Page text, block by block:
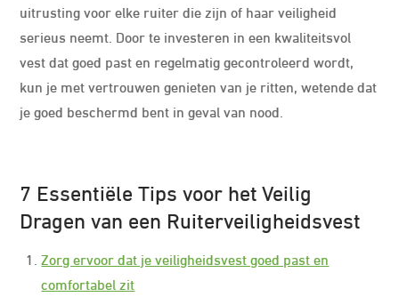
uitrusting voor elke ruiter die zijn of haar veiligheid
serieus neemt. Door te investeren in een kwaliteitsvol
vest dat goed past en regelmatig gecontroleerd wordt,
kun je met vertrouwen genieten van je ritten, wetende dat
je goed beschermd bent in geval van nood.
7 Essentiële Tips voor het Veilig
Dragen van een Ruiterveiligheidsvest
Zorg ervoor dat je veiligheidsvest goed past en
comfortabel zit